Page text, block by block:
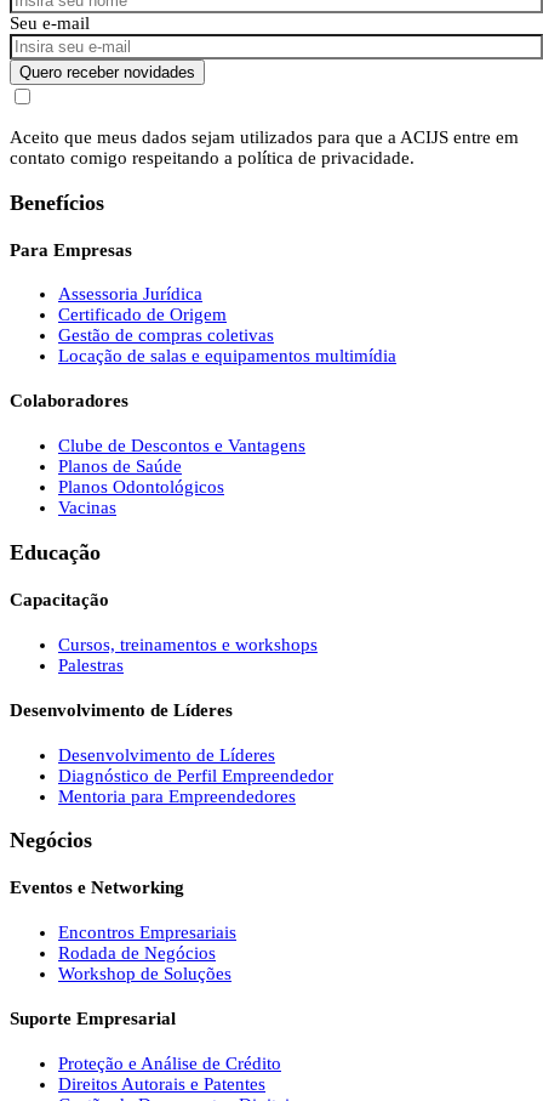
Seu e-mail
Quero receber novidades
Aceito que meus dados sejam utilizados para que a ACIJS entre em
contato comigo respeitando a política de privacidade.
Benefícios
Para Empresas
Assessoria Jurídica
Certificado de Origem
Gestão de compras coletivas
Locação de salas e equipamentos multimídia
Colaboradores
Clube de Descontos e Vantagens
Planos de Saúde
Planos Odontológicos
Vacinas
Educação
Capacitação
Cursos, treinamentos e workshops
Palestras
Desenvolvimento de Líderes
Desenvolvimento de Líderes
Diagnóstico de Perfil Empreendedor
Mentoria para Empreendedores
Negócios
Eventos e Networking
Encontros Empresariais
Rodada de Negócios
Workshop de Soluções
Suporte Empresarial
Proteção e Análise de Crédito
Direitos Autorais e Patentes